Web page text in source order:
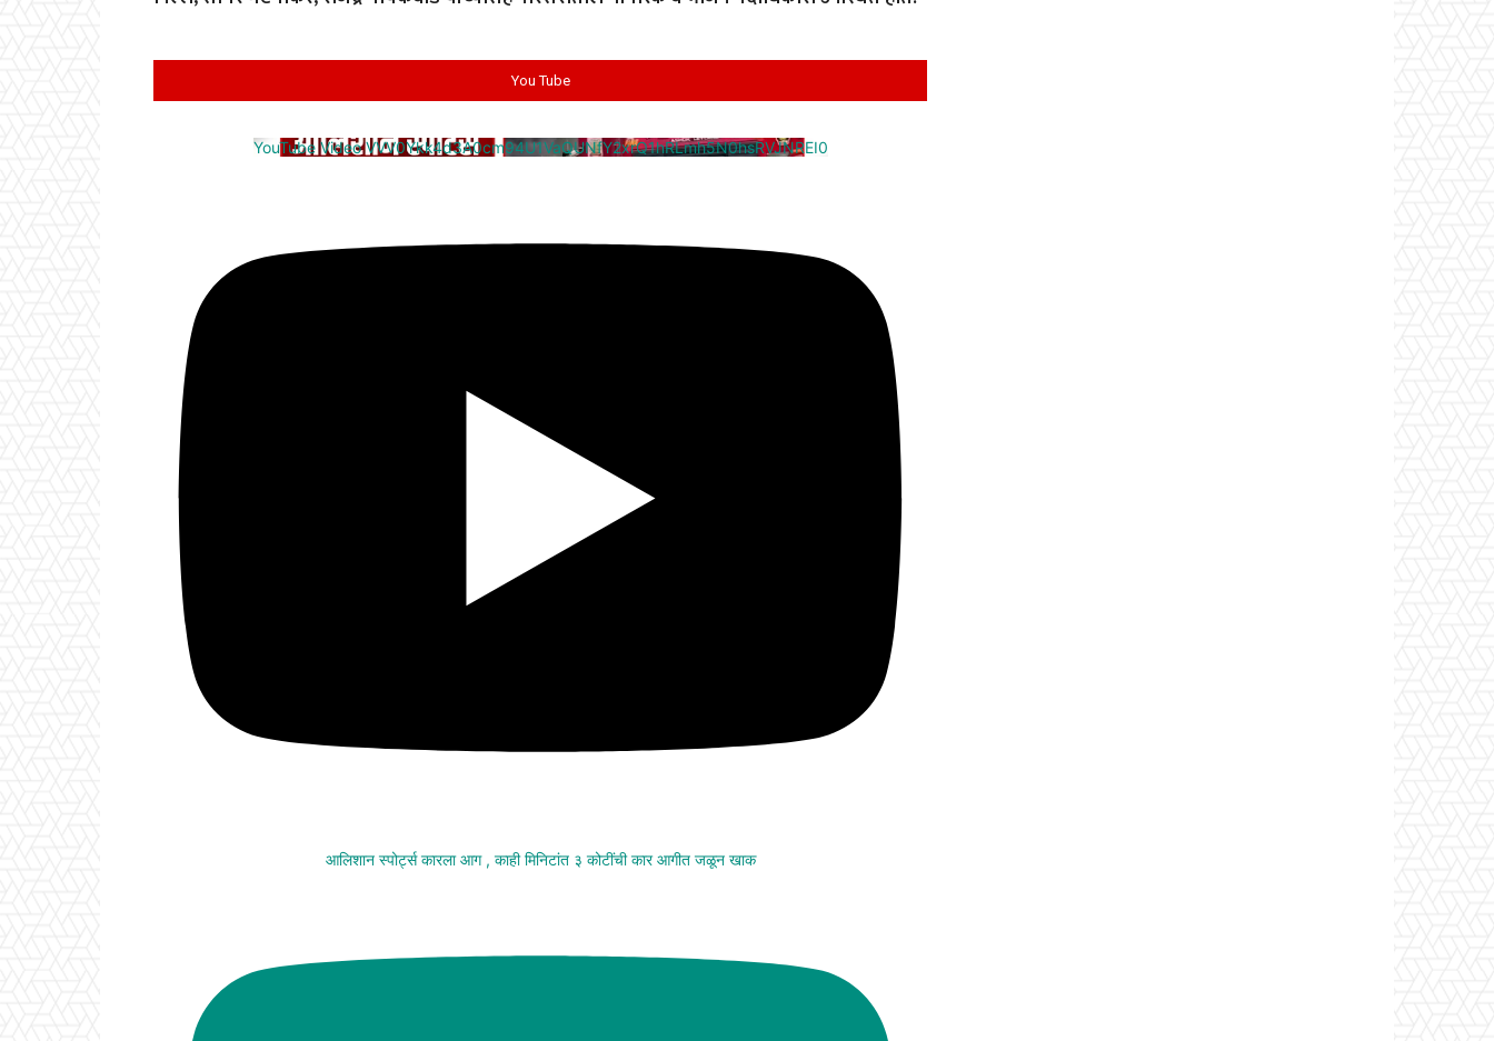
You Tube
YouTube Video VVV0Ykk4d3A0cm94U1VaQUNfY2xrQ1hRLmh5N0hsRVJNREI0
आलिशान स्पोर्ट्स कारला आग , काही मिनिटांत ३ कोटींची कार आगीत जळून खाक